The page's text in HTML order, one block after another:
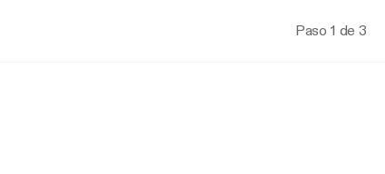
Paso 1 de 3